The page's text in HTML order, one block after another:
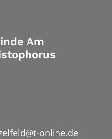
Am
online.de